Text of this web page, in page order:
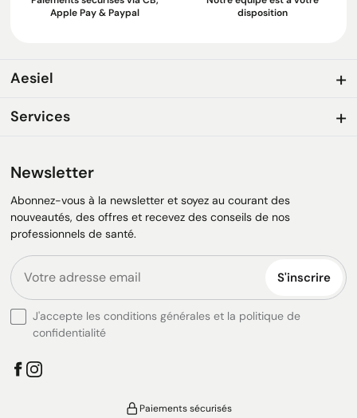
Apple Pay & Paypal
disposition
Aesiel
Services
Newsletter
Abonnez-vous à la newsletter et soyez au courant des
nouveautés, des offres et recevez des conseils de nos
professionnels de santé.
S'inscrire
J'accepte les conditions générales et la politique de
confidentialité
Paiements sécurisés